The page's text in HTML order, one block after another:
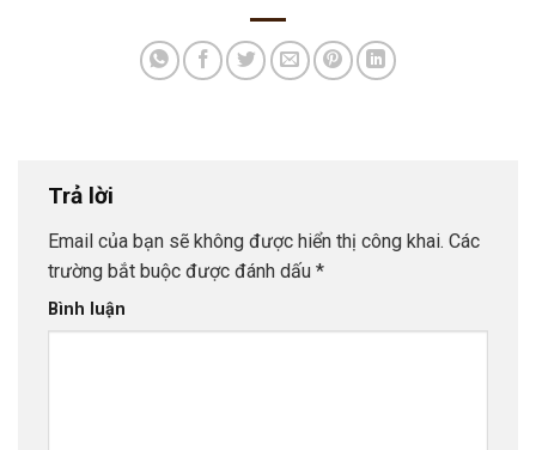
Trả lời
Email của bạn sẽ không được hiển thị công khai. Các
trường bắt buộc được đánh dấu *
Bình luận